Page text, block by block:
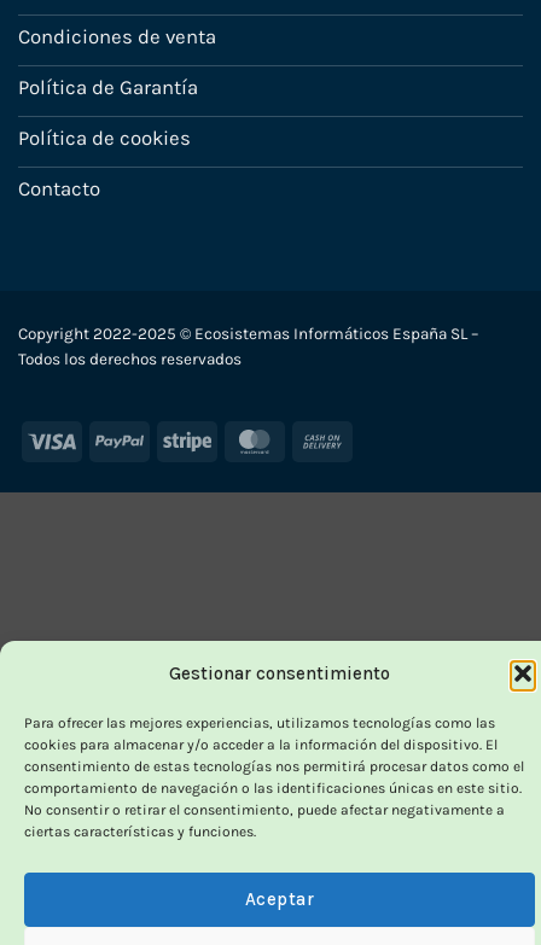
Gestionar consentimiento
Para ofrecer las mejores experiencias, utilizamos tecnologías como las
cookies para almacenar y/o acceder a la información del dispositivo. El
consentimiento de estas tecnologías nos permitirá procesar datos como el
comportamiento de navegación o las identificaciones únicas en este sitio.
No consentir o retirar el consentimiento, puede afectar negativamente a
ciertas características y funciones.
Aceptar
Condiciones de venta
Política de Garantía
Política de cookies
Contacto
Copyright 2022-2025 © Ecosistemas Informáticos España SL –
Todos los derechos reservados
Visa PayPal Stripe MasterCard